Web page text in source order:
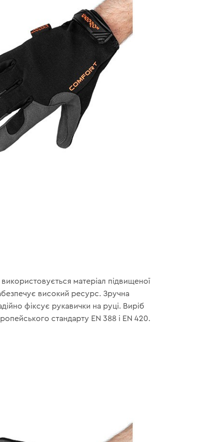
матеріал підвищеної
високий ресурс. Зручна
фіксує рукавички на руці. Виріб
стандарту EN 388 і EN 420.